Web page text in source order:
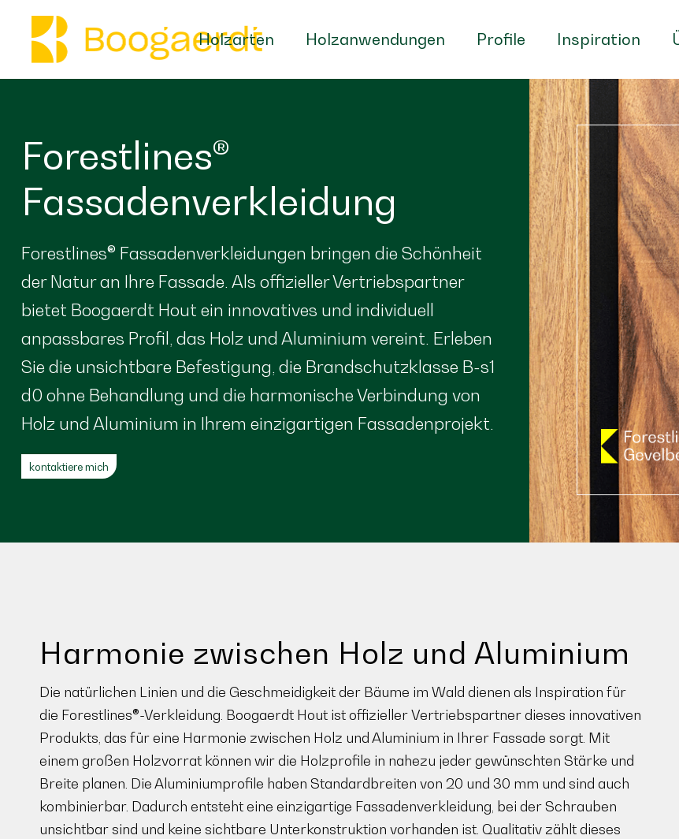
Holzarten Holzanwendungen Profile Inspiration
Forestlines®
Fassadenverkleidung
Forestlines® Fassadenverkleidungen bringen die Schönheit
der Natur an Ihre Fassade. Als offizieller Vertriebspartner
bietet Boogaerdt Hout ein innovatives und individuell
anpassbares Profil, das Holz und Aluminium vereint. Erleben
Sie die unsichtbare Befestigung, die Brandschutzklasse B-s1
d0 ohne Behandlung und die harmonische Verbindung von
Holz und Aluminium in Ihrem einzigartigen Fassadenprojekt.
kontaktiere mich
Harmonie zwischen Holz und Aluminium
Die natürlichen Linien und die Geschmeidigkeit der Bäume im Wald dienen als Inspiration für
die Forestlines®-Verkleidung. Boogaerdt Hout ist offizieller Vertriebspartner dieses innovativen
Produkts, das für eine Harmonie zwischen Holz und Aluminium in Ihrer Fassade sorgt. Mit
einem großen Holzvorrat können wir die Holzprofile in nahezu jeder gewünschten Stärke und
Breite planen. Die Aluminiumprofile haben Standardbreiten von 20 und 30 mm und sind auch
kombinierbar. Dadurch entsteht eine einzigartige Fassadenverkleidung, bei der Schrauben
unsichtbar sind und keine sichtbare Unterkonstruktion vorhanden ist. Qualitativ zählt dieses